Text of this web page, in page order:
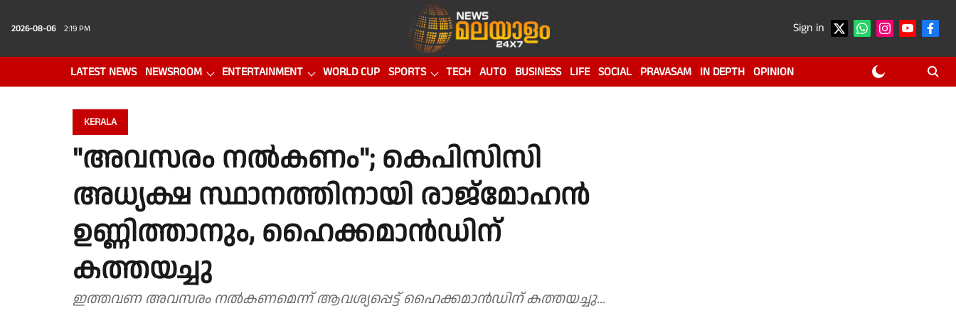
2026-08-06 2:19 PM Sign in
LATEST NEWS NEWSROOM ENTERTAINMENT WORLD CUP SPORTS TECH AUTO BUSINESS LIFE SOCIAL PRAVASAM IN DEPTH OPINION
KERALA
"അവസരം നൽകണം"; കെപിസിസി
അധ്യക്ഷ സ്ഥാനത്തിനായി രാജ്മോഹൻ
ഉണ്ണിത്താനും, ഹൈക്കമാൻഡിന്
കത്തയച്ചു
ഇത്തവണ അവസരം നൽകണമെന്ന് ആവശ്യപ്പെട്ട് ഹൈക്കമാൻഡിന് കത്തയച്ചു...